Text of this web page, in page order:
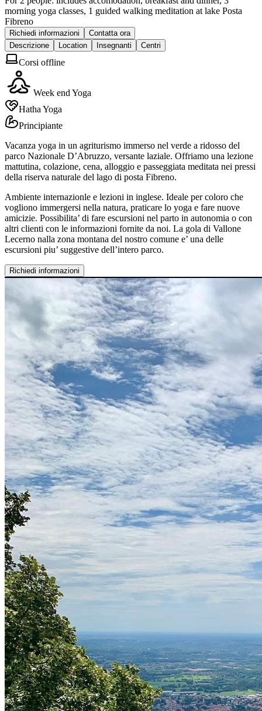
morning yoga classes, 1 guided walking meditation at lake Posta
Fibreno
Richiedi informazioni
Contatta ora
Descrizione
Location Insegnanti Centri
Corsi offline
Week end Yoga
Hatha Yoga
Principiante
Vacanza yoga in un agriturismo immerso nel verde a ridosso del
parco Nazionale D’Abruzzo, versante laziale. Offriamo una lezione
mattutina, colazione, cena, alloggio e passeggiata meditata nei pressi
della riserva naturale del lago di posta Fibreno.
Ambiente internazionle e lezioni in inglese. Ideale per coloro che
vogliono immergersi nella natura, praticare lo yoga e fare nuove
amicizie. Possibilita’ di fare escursioni nel parto in autonomia o con
altri clienti con le informazioni fornite da noi. La gola di Vallone
Lecerno nalla zona montana del nostro comune e’ una delle
escursioni piu’ suggestive dell’intero parco.
Richiedi informazioni